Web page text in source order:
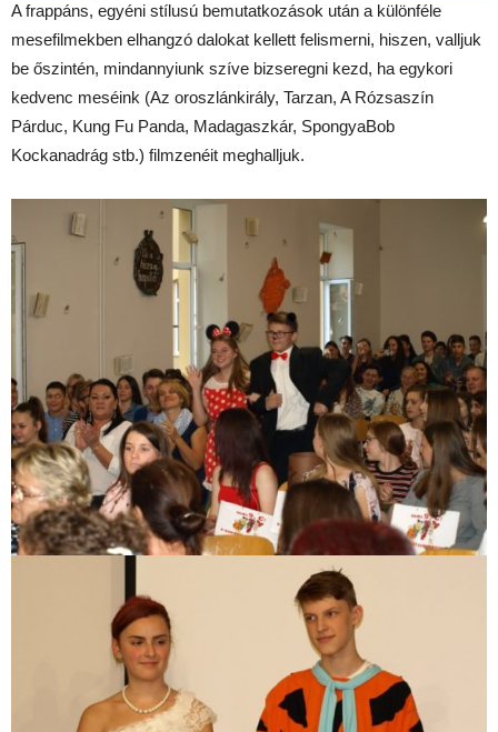
A frappáns, egyéni stílusú bemutatkozások után a különféle
mesefilmekben elhangzó dalokat kellett felismerni, hiszen, valljuk
be őszintén, mindannyiunk szíve bizseregni kezd, ha egykori
kedvenc meséink (Az oroszlánkirály, Tarzan, A Rózsaszín
Párduc, Kung Fu Panda, Madagaszkár, SpongyaBob
Kockanadrág stb.) filmzenéit meghalljuk.